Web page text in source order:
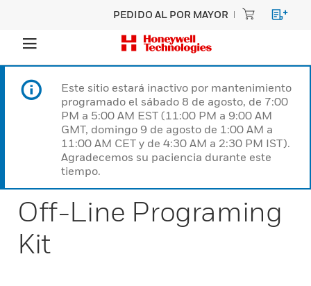
PEDIDO AL POR MAYOR
Este sitio estará inactivo por mantenimiento
programado el sábado 8 de agosto, de 7:00
PM a 5:00 AM EST (11:00 PM a 9:00 AM
GMT, domingo 9 de agosto de 1:00 AM a
11:00 AM CET y de 4:30 AM a 2:30 PM IST).
Agradecemos su paciencia durante este
tiempo.
Off-Line Programing
Kit